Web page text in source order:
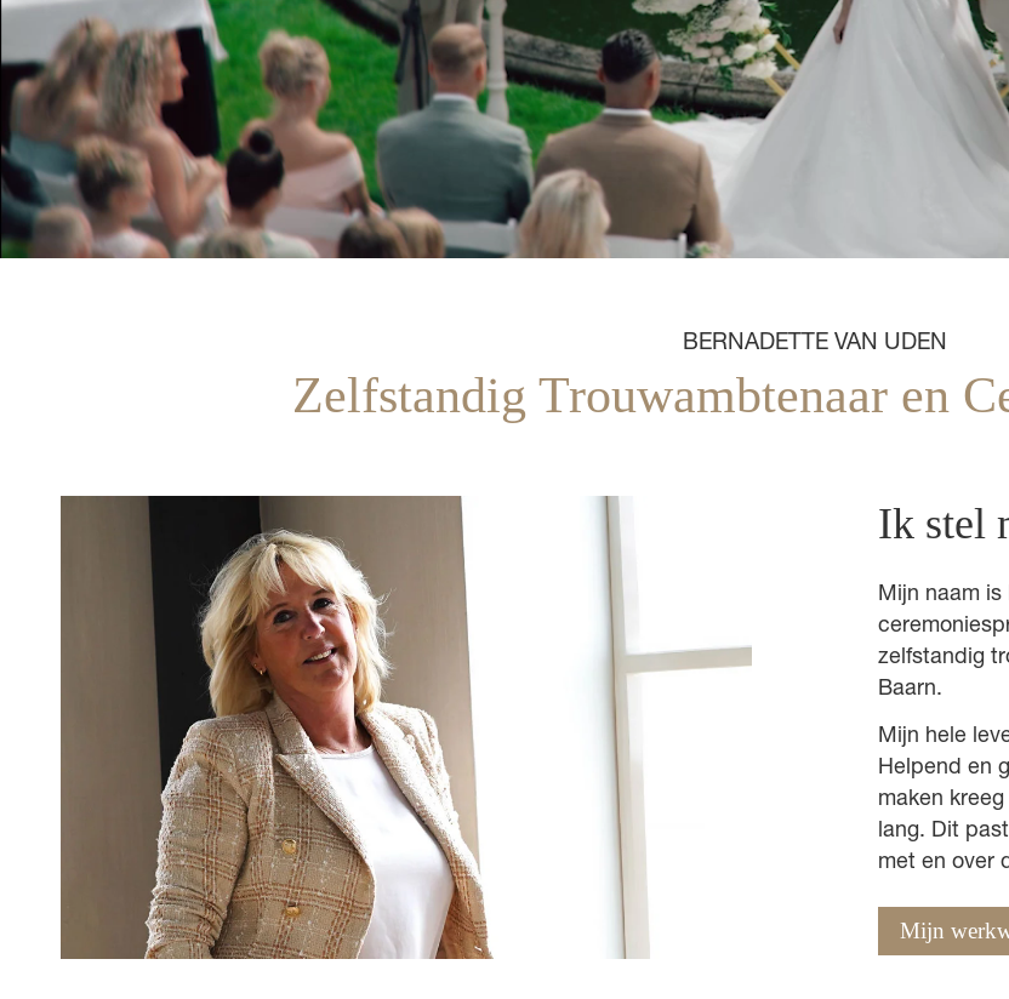
BERNADETTE VAN UDEN
Zelfstandig Trouwambtenaar en
Ik stel
Mijn naam
zelfstandig
Baarn.
Mijn hele
Helpend en
maken
lang. Dit
met en over
Mijn